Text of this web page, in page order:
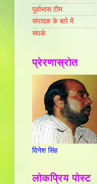
पूर्वाभास टीम
संपादक के बारे में
संपर्क
प्रेरणास्रोत
दिनेश सिंह
लोकप्रिय पोस्ट